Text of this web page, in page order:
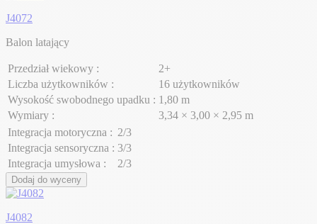
J4072
Balon latający
Przedział wiekowy :
2+
Liczba użytkowników :
16 użytkowników
Wysokość swobodnego upadku : 1,80 m
Wymiary :
3,34 × 3,00 × 2,95 m
Integracja motoryczna : 2/3
Integracja sensoryczna : 3/3
Integracja umysłowa :
2/3
Dodaj do wyceny
J4082